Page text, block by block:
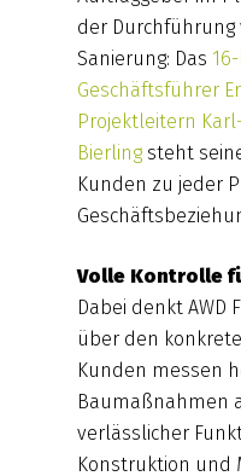
der
Sanierung: Das
Geschäftsführer
Projektleitern
Bierling steht
Kunden zu jeder
Volle Kontrolle
Dabei denkt AWD
über den
Kunden messen
Baumaßnahmen
verlässlicher
Konstruktion und